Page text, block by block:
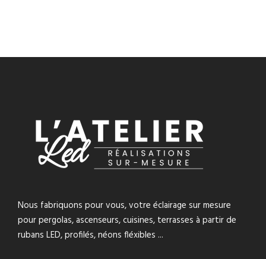
Nous fabriquons pour vous, votre éclairage sur mesure
pour pergolas, ascenseurs, cuisines, terrasses à partir de
rubans LED, profilés, néons fléxibles ...